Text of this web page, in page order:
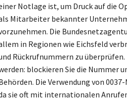
Notlage ist, um Druck auf die
Mitarbeiter bekannter
Die
in Regionen wie Eichsfeld
Rückrufnummern zu
blockieren Sie die Nummer
Die Verwendung von
sie oft mit internationalen